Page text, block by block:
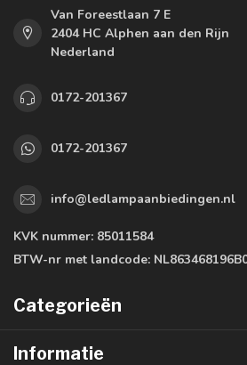
Van Foreestlaan 7 E
2404 HC Alphen aan den Rijn
Nederland
0172-201367
0172-201367
info@ledlampaanbiedingen.nl
KVK nummer: 85011584
BTW-nr met landcode:
Categorieën
Informatie